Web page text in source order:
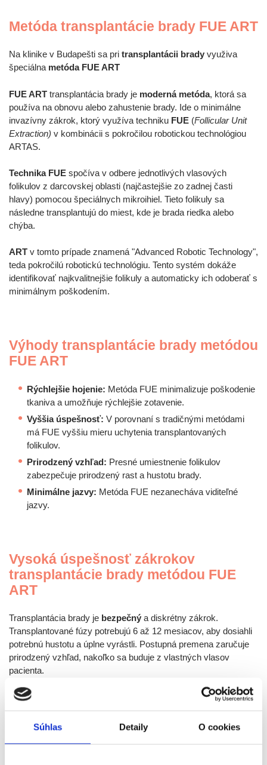
Súhlas Detaily O cookies
Metóda transplantácie brady FUE ART
Na klinike v Budapešti sa pri transplantácii brady využiva
špeciálna metóda FUE ART
FUE ART transplantácia brady je moderná metóda, ktorá sa
používa na obnovu alebo zahustenie brady. Ide o minimálne
invazívny zákrok, ktorý využíva techniku FUE (Follicular Unit
Extraction) v kombinácii s pokročilou robotickou technológiou
ARTAS.
Technika FUE spočíva v odbere jednotlivých vlasových
folikulov z darcovskej oblasti (najčastejšie zo zadnej časti
hlavy) pomocou špeciálnych mikroihiel. Tieto folikuly sa
následne transplantujú do miest, kde je brada riedka alebo
chýba.
ART v tomto prípade znamená "Advanced Robotic Technology",
teda pokročilú robotickú technológiu. Tento systém dokáže
identifikovať najkvalitnejšie folikuly a automaticky ich odoberať s
minimálnym poškodením.
Výhody transplantácie brady metódou
FUE ART
Rýchlejšie hojenie: Metóda FUE minimalizuje poškodenie
tkaniva a umožňuje rýchlejšie zotavenie.
Vyššia úspešnosť: V porovnaní s tradičnými metódami
má FUE vyššiu mieru uchytenia transplantovaných
folikulov.
Prirodzený vzhľad: Presné umiestnenie folikulov
zabezpečuje prirodzený rast a hustotu brady.
Minimálne jazvy: Metóda FUE nezanecháva viditeľné
jazvy.
Vysoká úspešnosť zákrokov
transplantácie brady metódou FUE
ART
Transplantácia brady je bezpečný a diskrétny zákrok.
Transplantované fúzy potrebujú 6 až 12 mesiacov, aby dosiahli
potrebnú hustotu a úplne vyrástli. Postupná premena zaručuje
prirodzený vzhľad, nakoľko sa buduje z vlastných vlasov
pacienta.
Transplantácia brady
je trvalé riešenie, ktoré vám prinavráti
sebavedomie a mužný vzhľad. Transplantované chlpy rastú
prirodzene a nevyžadujú špeciálnu starostlivosť.